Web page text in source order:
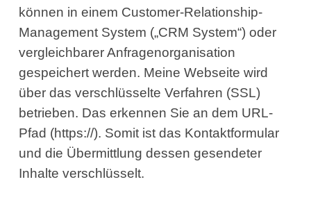
können in einem Customer-Relationship-
Management System („CRM System“) oder
vergleichbarer Anfragenorganisation
gespeichert werden. Meine Webseite wird
über das verschlüsselte Verfahren (SSL)
betrieben. Das erkennen Sie an dem URL-
Pfad (https://). Somit ist das Kontaktformular
und die Übermittlung dessen gesendeter
Inhalte verschlüsselt.